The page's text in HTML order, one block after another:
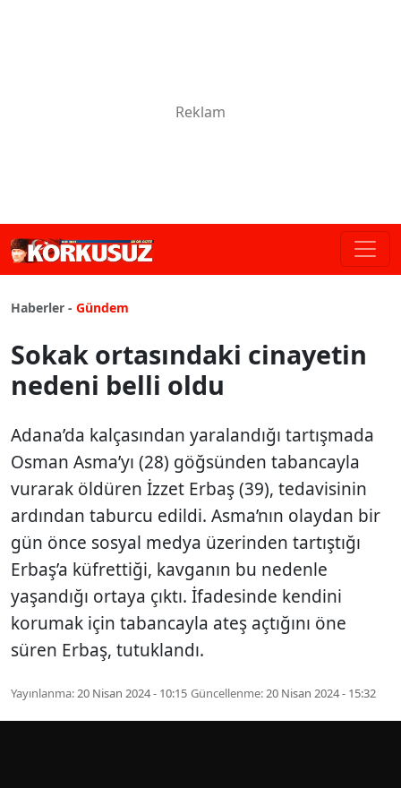
Haberler - Gündem
Sokak ortasındaki cinayetin
nedeni belli oldu
Adana’da kalçasından yaralandığı tartışmada
Osman Asma’yı (28) göğsünden tabancayla
vurarak öldüren İzzet Erbaş (39), tedavisinin
ardından taburcu edildi. Asma’nın olaydan bir
gün önce sosyal medya üzerinden tartıştığı
Erbaş’a küfrettiği, kavganın bu nedenle
yaşandığı ortaya çıktı. İfadesinde kendini
korumak için tabancayla ateş açtığını öne
süren Erbaş, tutuklandı.
Yayınlanma:20 Nisan 2024 - 10:15 Güncellenme:20 Nisan 2024 - 15:32